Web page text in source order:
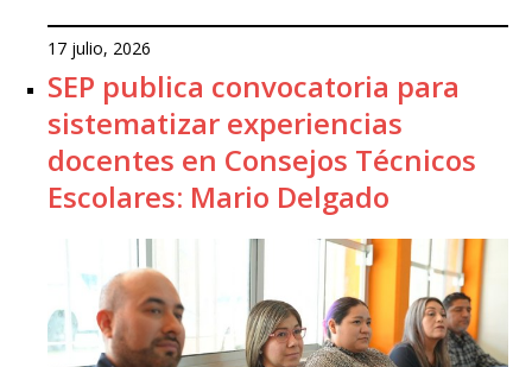
17 julio, 2026
SEP publica convocatoria para
sistematizar experiencias
docentes en Consejos Técnicos
Escolares: Mario Delgado